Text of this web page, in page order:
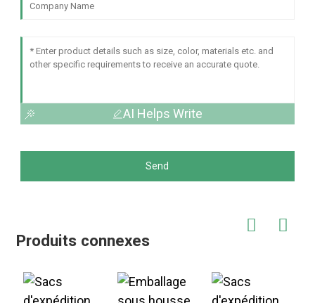
AI Helps Write
Send
Produits connexes